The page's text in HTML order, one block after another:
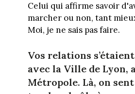
Celui qui affirme savoir
marcher ou non, tant
Moi, je ne sais pas faire.
Vos relations
avec la Ville de Lyon,
Métropole. Là, on